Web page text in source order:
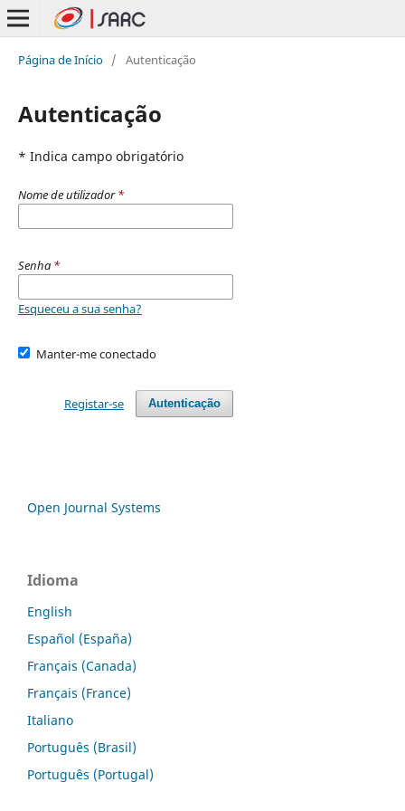
Página de Início / Autenticação
Autenticação
* Indica campo obrigatório
Nome de utilizador*
Senha *
Esqueceu a sua senha?
Manter-me conectado
Autenticação
Registar-se
Open Journal Systems
Idioma
English
Español (España)
Français (Canada)
Français (France)
Italiano
Português (Brasil)
Português (Portugal)